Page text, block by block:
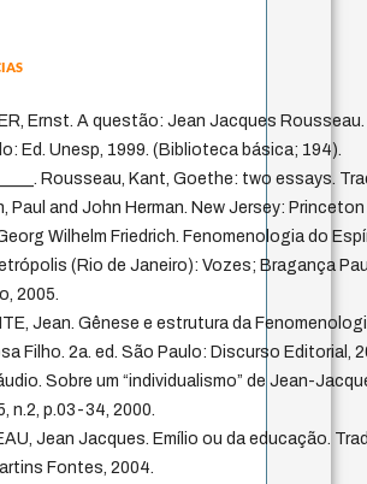
Ernst. A questão: Jean Jacques
Ed. Unesp, 1999. (Biblioteca básica; 194).
Rousseau, Kant, Goethe: two essays.
Paul and John Herman. New Jersey:
Wilhelm Friedrich. Fenomenologia do
(Rio de Janeiro): Vozes; Bragança
2005.
Jean. Gênese e estrutura da
Filho. 2a. ed. São Paulo: Discurso Editorial,
Sobre um “individualismo” de Jean-
n.2, p.03-34, 2000.
Jean Jacques. Emílio ou da educação.
Fontes, 2004.